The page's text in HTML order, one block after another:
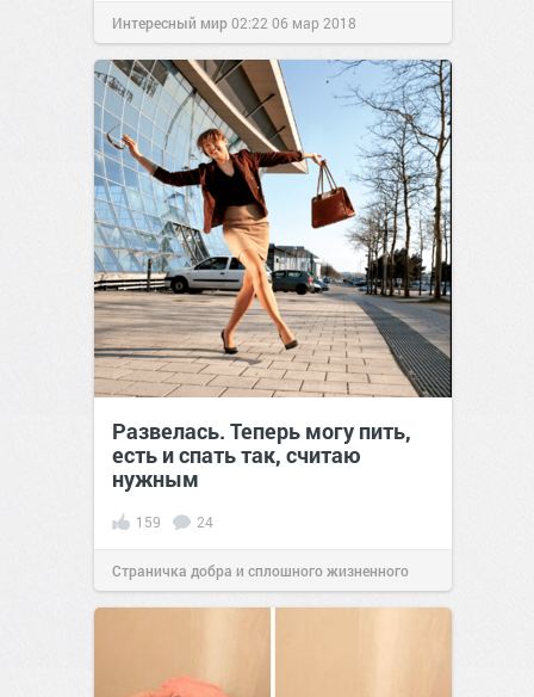
Интересный мир02:22 06 мар 2018
Развелась. Теперь могу пить,
есть и спать так, считаю
нужным
159 24
Страничка добра и сплошного жизненного
позитива!09:0030 июл 2021